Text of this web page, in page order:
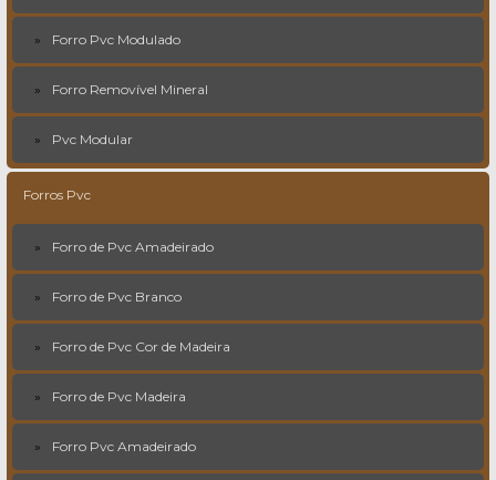
Forro Pvc Modulado
Forro Removível Mineral
Pvc Modular
Forros Pvc
Forro de Pvc Amadeirado
Forro de Pvc Branco
Forro de Pvc Cor de Madeira
Forro de Pvc Madeira
Forro Pvc Amadeirado